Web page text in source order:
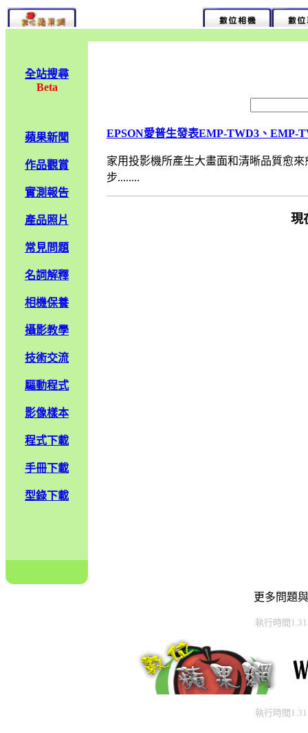
全站搜尋
Beta
蘋果新聞
作品觀賞
實測報告
產品照片
常見問題
名詞解釋
相機保養
攝影教學
技術交流
驅動程式
影像樣本
程式下載
手冊下載
型錄下載
EPSON愛普生發表EMP-TWD3、EMP-
家用投影機所產生大畫面和清晰品質愈
步........
現
更多問題
執行時間
執行時間